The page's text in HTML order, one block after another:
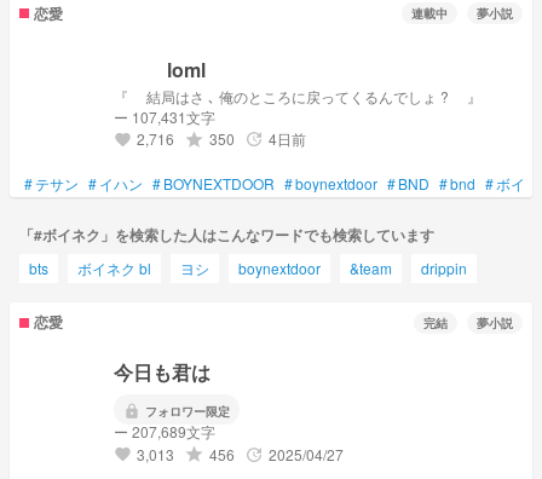
恋愛 連載中 夢小説
⠀ ⠀ ⠀loml
『 ⠀ 結局はさ ､ 俺のところに戻ってくるんでしょ ? ⠀ 』
ー 107,431文字
favorite 2,716 grade 350 update 4日前
#テサン #イハン #BOYNEXTDOOR #boynextdoor #BND #bnd #ボイ
「#ボイネク」を検索した人はこんなワードでも検索しています
bts ボイネク bl ヨシ boynextdoor &team drippin
恋愛 完結 夢小説
今日も君は
lock フォロワー限定
ー 207,689文字
favorite 3,013 grade 456 update 2025/04/27